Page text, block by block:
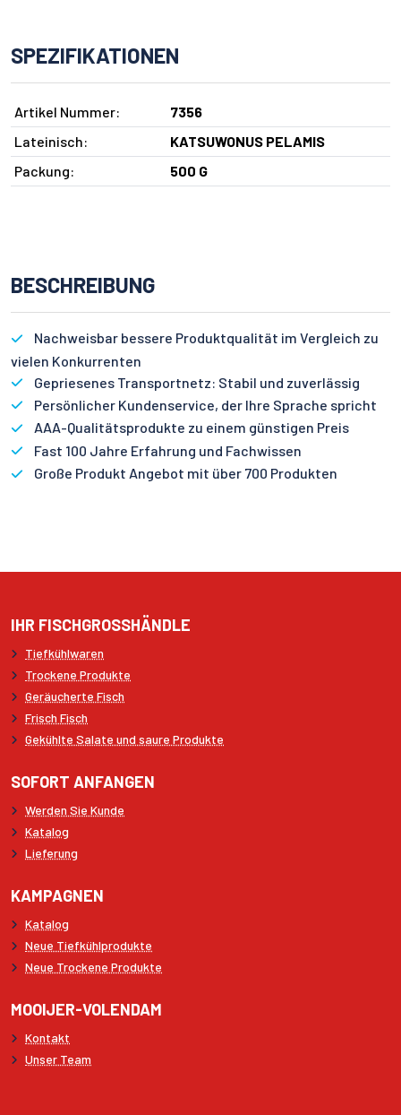
SPEZIFIKATIONEN
Artikel Nummer:
7356
Lateinisch:
KATSUWONUS PELAMIS
Packung:
500 G
BESCHREIBUNG
Nachweisbar bessere Produktqualität im Vergleich zu
vielen Konkurrenten
Gepriesenes Transportnetz: Stabil und zuverlässig
Persönlicher Kundenservice, der Ihre Sprache spricht
AAA-Qualitätsprodukte zu einem günstigen Preis
Fast 100 Jahre Erfahrung und Fachwissen
Große Produkt Angebot mit über 700 Produkten
IHR FISCHGROSSHÄNDLE
Tiefkühlwaren
Trockene Produkte
Geräucherte Fisch
Frisch Fisch
Gekühlte Salate und saure Produkte
SOFORT ANFANGEN
Werden Sie Kunde
Katalog
Lieferung
KAMPAGNEN
Katalog
Neue Tiefkühlprodukte
Neue Trockene Produkte
MOOIJER-VOLENDAM
Kontakt
Unser Team